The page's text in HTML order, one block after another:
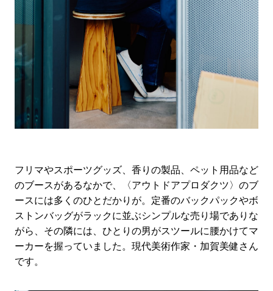
フリマやスポーツグッズ、香りの製品、ペット用品など
のブースがあるなかで、〈アウトドアプロダクツ〉のブ
ースには多くのひとだかりが。定番のバックパックやボ
ストンバッグがラックに並ぶシンプルな売り場でありな
がら、その隣には、ひとりの男がスツールに腰かけてマ
ーカーを握っていました。現代美術作家・加賀美健さん
です。